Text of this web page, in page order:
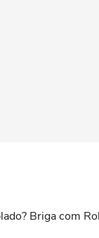
Briga com